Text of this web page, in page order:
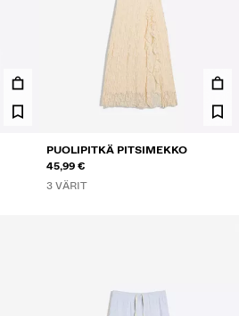
PUOLIPITKÄ PITSIMEKKO
45,99 €
3 VÄRIT